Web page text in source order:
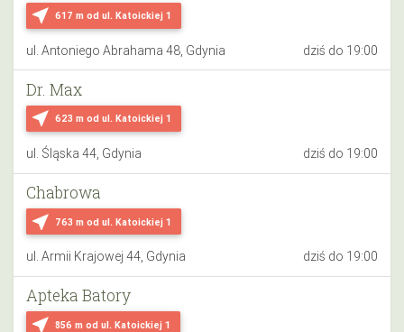
near_me 617 m od ul. Katoickiej 1
ul. Antoniego Abrahama 48, Gdynia dziś do 19:00
near_me 623 m od ul. Katoickiej 1
Dr. Max
ul. Śląska 44, Gdynia dziś do 19:00
near_me 763 m od ul. Katoickiej 1
Chabrowa
ul. Armii Krajowej 44, Gdynia dziś do 19:00
near_me 856 m od ul. Katoickiej 1
Apteka Batory